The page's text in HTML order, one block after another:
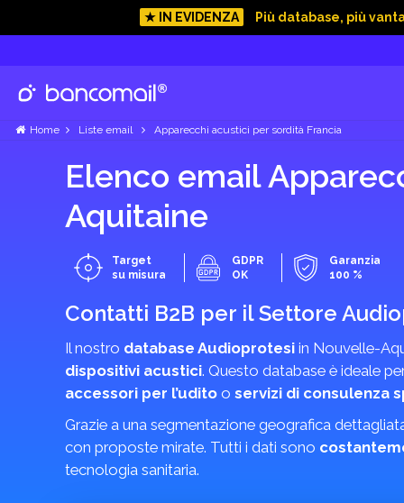
★ IN EVIDENZA Più database, più
Home Liste email Apparecchi acustici per sordità Francia
Elenco email
Aquitaine
Target
su misura
GDPR
OK
Garanzia
100 %
Contatti B2B per il Settore
Il nostro database Audioprotesi in Nouvelle-
dispositivi acustici. Questo database è ideale
accessori per l’udito o servizi di consulenza
Grazie a una segmentazione geografica
con proposte mirate. Tutti i dati sono
tecnologia sanitaria.